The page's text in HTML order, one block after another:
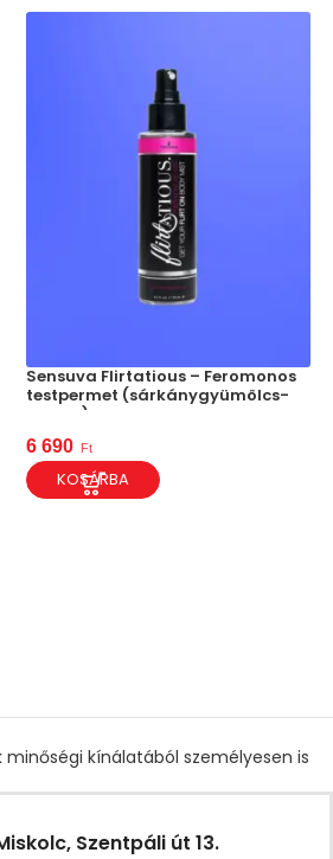
Sensuva Flirtatious – Feromonos
testpermet (sárkánygyümölcs-
guava)
6 690 Ft
KOSÁRBA
kínálatából személyesen is
Szentpáli út 13.